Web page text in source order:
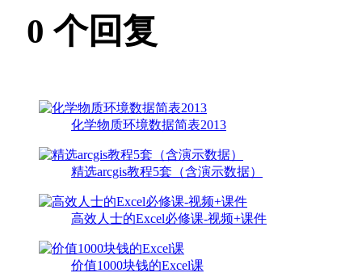
0 个回复
化学物质环境数据简表2013
精选arcgis教程5套（含演示数据）
高效人士的Excel必修课-视频+课件
价值1000块钱的Excel课